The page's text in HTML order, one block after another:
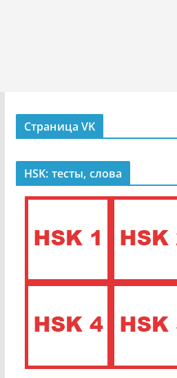
Страница VK
HSK: тесты, слова